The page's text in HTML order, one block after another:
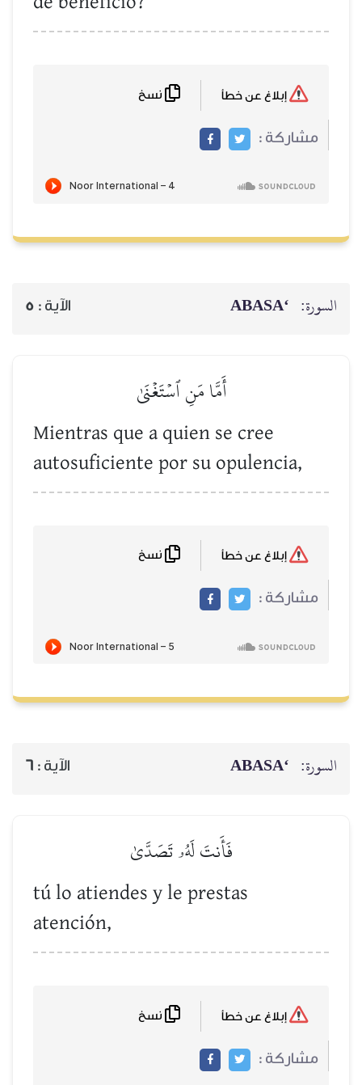
مشاركة :
السورة: ‘ABASA الآية : 5
أَمَّا مَنِ ٱسۡتَغۡنَىٰ
Mientras que a quien se cree
autosuficiente por su opulencia,
مشاركة :
السورة: ‘ABASA الآية : 6
فَأَنتَ لَهُۥ تَصَدَّىٰ
tú lo atiendes y le prestas
atención,
مشاركة :